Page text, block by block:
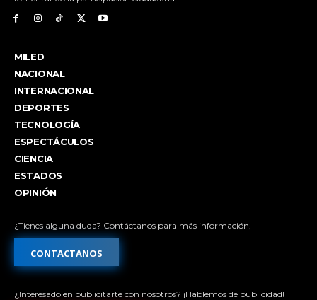
MILED
NACIONAL
INTERNACIONAL
DEPORTES
TECNOLOGÍA
ESPECTÁCULOS
CIENCIA
ESTADOS
OPINIÓN
¿Tienes alguna duda? Contáctanos para más información.
CONTACTANOS
¿Interesado en publicitarte con nosotros? ¡Hablemos de publicidad!